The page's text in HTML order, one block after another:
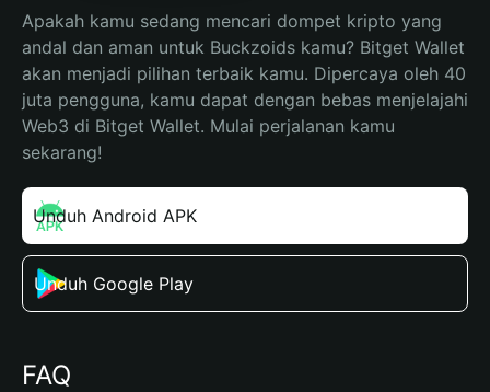
Apakah kamu sedang mencari dompet kripto yang
andal dan aman untuk Buckzoids kamu? Bitget Wallet
akan menjadi pilihan terbaik kamu. Dipercaya oleh 40
juta pengguna, kamu dapat dengan bebas menjelajahi
Web3 di Bitget Wallet. Mulai perjalanan kamu
sekarang!
Unduh Android APK
Unduh Google Play
FAQ